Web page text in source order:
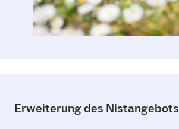
Erweiterung des Nistangebots